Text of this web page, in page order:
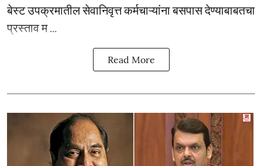
बेस्ट उपक्रमातील सेवानिवृत्त कर्मचाऱ्यांना बसपास देण्याबाबतचा
प्रस्ताव म ...
Read More